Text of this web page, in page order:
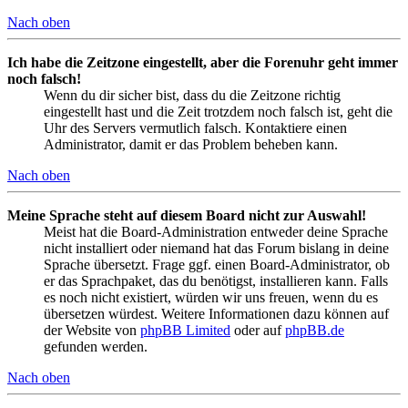
Nach oben
Ich habe die Zeitzone eingestellt, aber die Forenuhr geht immer
noch falsch!
Wenn du dir sicher bist, dass du die Zeitzone richtig
eingestellt hast und die Zeit trotzdem noch falsch ist, geht die
Uhr des Servers vermutlich falsch. Kontaktiere einen
Administrator, damit er das Problem beheben kann.
Nach oben
Meine Sprache steht auf diesem Board nicht zur Auswahl!
Meist hat die Board-Administration entweder deine Sprache
nicht installiert oder niemand hat das Forum bislang in deine
Sprache übersetzt. Frage ggf. einen Board-Administrator, ob
er das Sprachpaket, das du benötigst, installieren kann. Falls
es noch nicht existiert, würden wir uns freuen, wenn du es
übersetzen würdest. Weitere Informationen dazu können auf
der Website von phpBB Limited oder aufphpBB.de
gefunden werden.
Nach oben